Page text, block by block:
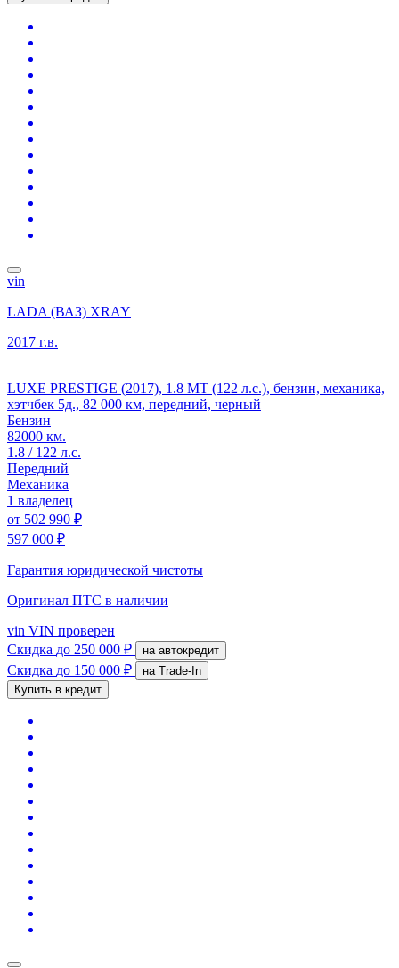
vin
LADA (ВАЗ) XRAY
2017 г.в.
LUXE PRESTIGE (2017), 1.8 MT (122 л.с.), бензин, механика,
хэтчбек 5д., 82 000 км, передний, черный
Бензин
82000 км.
1.8 / 122 л.с.
Передний
Механика
1 владелец
от 502 990 ₽
597 000 ₽
Гарантия юридической чистоты
Оригинал ПТС в наличии
vin VIN проверен
Скидка до 250 000 ₽ на автокредит
Скидка до 150 000 ₽
на Trade-In
Купить в кредит